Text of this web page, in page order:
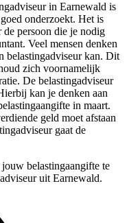
in Earnewald is
onderzoekt. Het is
persoon die je nodig
Veel mensen denken
belastingadviseur kan. Dit
zich voornamelijk
De belastingadviseur
kan je denken aan
in maart.
geld moet afstaan
gaat de
belastingaangifte te
uit Earnewald.